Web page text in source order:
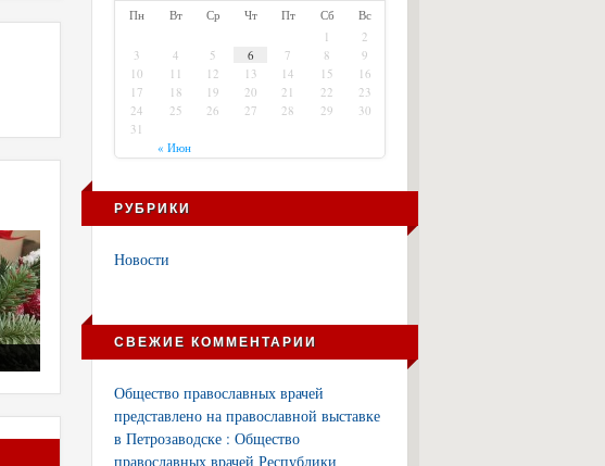
Пн Вт Ср Чт Пт Сб Вс
« Июн
1
2
3
4 5 6 7 8
9
10
11 12 13 14 15
16
17
18 19 20 21 22
23
24
25 26 27 28 29
30
31
РУБРИКИ
Новости
СВЕЖИЕ КОММЕНТАРИИ
Общество православных врачей
представлено на православной выставке
в Петрозаводске : Общество
православных врачей Республики